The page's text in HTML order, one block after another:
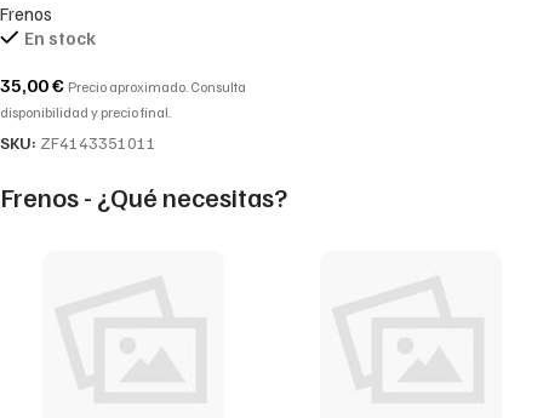
4143.351.011
Frenos
En stock
35,00€ Precio aproximado. Consulta
disponibilidad y precio final.
SKU: ZF4143351011
Frenos - ¿Qué necesitas?